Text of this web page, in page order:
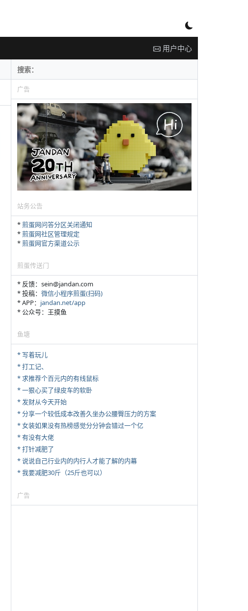
用户中心
广告
站务公告
*煎蛋网问答分区关闭通知
*煎蛋网社区管理规定
*煎蛋网官方渠道公示
煎蛋传送门
* 反馈：sein@jandan.com
* 投稿： 微信小程序煎蛋(扫码)
* APP： jandan.net/app
* 公众号：王摸鱼
鱼塘
* 写着玩儿
* 打工记、
* 求推荐个百元内的有线鼠标
* 一狠心买了绿皮车的软卧
* 发财从今天开始
* 分享一个较低成本改善久坐办公腰臀压力的方案
* 女装如果没有热榜感觉分分钟会错过一个亿
* 有没有大佬
* 打针减肥了
* 说说自己行业内的内行人才能了解的内幕
* 我要减肥30斤（25斤也可以）
广告